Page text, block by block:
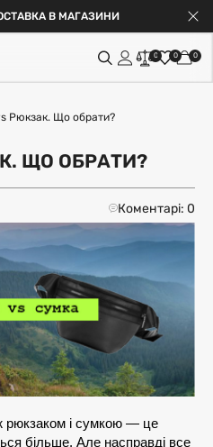
В МАГАЗИНИ
0 0 0
Рюкзак. Що обрати?
ЩО ОБРАТИ?
Коментарі: 0
рюкзаком і сумкою — це
більше. Але насправді все